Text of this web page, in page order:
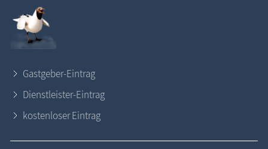
Gastgeber-Eintrag
Dienstleister-Eintrag
kostenloser Eintrag